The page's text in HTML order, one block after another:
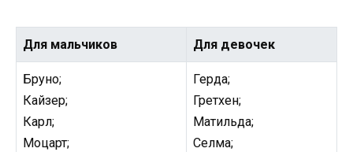
Для мальчиков Для девочек
Бруно;
Кайзер;
Карл;
Моцарт;
Герда;
Гретхен;
Матильда;
Селма;